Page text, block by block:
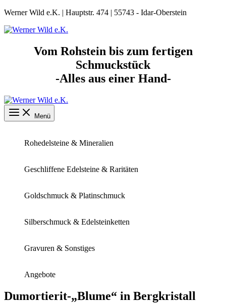
Zum
springen
Werner Wild e.K. | Hauptstr. 474 | 55743 - Idar-Oberstein
Vom Rohstein bis zum fertigen
Schmuckstück
-Alles aus einer Hand-
Menü
Rohedelsteine & Mineralien
Geschliffene Edelsteine & Raritäten
Goldschmuck & Platinschmuck
Silberschmuck & Edelsteinketten
Gravuren & Sonstiges
Angebote
Dumortierit-„Blume“ in Bergkristall